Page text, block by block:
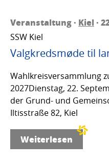
Veranstaltung · Kiel ·
SSW Kiel
Valgkredsmøde til
Wahlkreisversammlung
2027Dienstag, 22.
der Grund- und
Iltisstraße 82, Kiel
Weiterlesen